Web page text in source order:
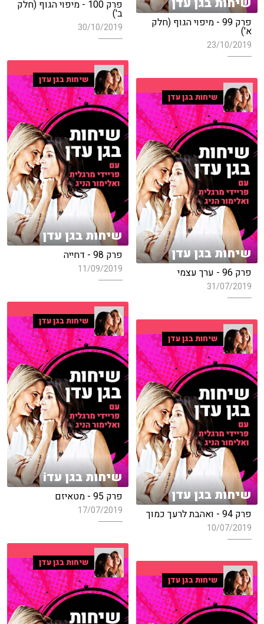
פרק 100 - מיפוי הגוף (חלק
ב')
30/10/2019 פרק 99 - מיפוי הגוף (חלק
א')
23/10/2019
שיחות בגן עדן
שיחות בגן עדן
פרק 98 - דחייה
11/09/2019
שיחות בגן עדן
שיחות בגן עדן
פרק 96 - ערך עצמי
31/07/2019
שיחות בגן עדן
שיחות בגן עדi
פרק 95 - מטאיזם
17/07/2019
שיחות בגן עדן
שיחות בגן עדן
פרק 94 - ואהבת לרעך כמוך
10/07/2019
שיחות בגן עדן
שיחות בגן עדן